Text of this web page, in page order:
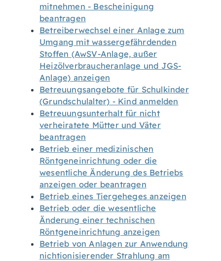
mitnehmen - Bescheinigung
beantragen
Betreiberwechsel einer Anlage zum
Umgang mit wassergefährdenden
Stoffen (AwSV-Anlage, außer
Heizölverbraucheranlage und JGS-
Anlage) anzeigen
Betreuungsangebote für Schulkinder
(Grundschulalter) - Kind anmelden
Betreuungsunterhalt für nicht
verheiratete Mütter und Väter
beantragen
Betrieb einer medizinischen
Röntgeneinrichtung oder die
wesentliche Änderung des Betriebs
anzeigen oder beantragen
Betrieb eines Tiergeheges anzeigen
Betrieb oder die wesentliche
Änderung einer technischen
Röntgeneinrichtung anzeigen
Betrieb von Anlagen zur Anwendung
nichtionisierender Strahlung am